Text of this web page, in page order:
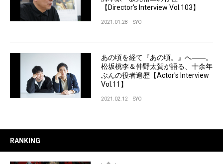
【Director's Interview Vol.103】
2021.01.28 SYO
あの頃を経て『あの頃。』へ――。
松坂桃李＆仲野太賀が語る、十余年
ぶんの役者遍歴【Actor's Interview
Vol.11】
2021.02.12 SYO
RANKING